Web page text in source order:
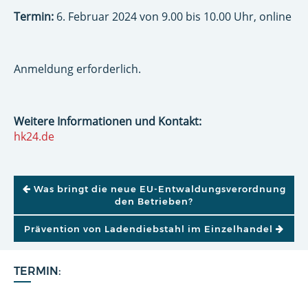
TERMIN:
Termin: 6. Februar 2024 von 9.00 bis 10.00 Uhr, online
Anmeldung erforderlich.
Weitere Informationen und Kontakt:
hk24.de
BEITRAGSNAVIGATION
Was bringt die neue EU-Entwaldungsverordnung
den Betrieben?
Prävention von Ladendiebstahl im Einzelhandel